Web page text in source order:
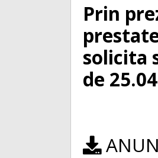
Prin
solicita
de